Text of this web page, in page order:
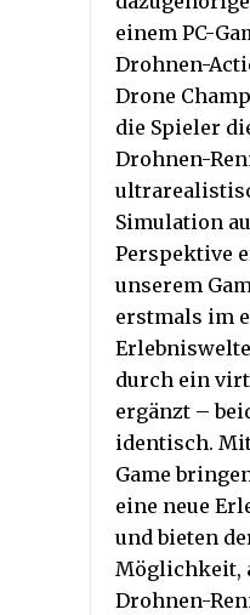
einem PC-
Drohnen-
Drone
die Spieler
Drohnen-
Simulation
Perspektive
unserem
erstmals im
durch ein
ergänzt –
identisch.
Game
eine neue
und bieten
Möglichkeit,
Drohnen-